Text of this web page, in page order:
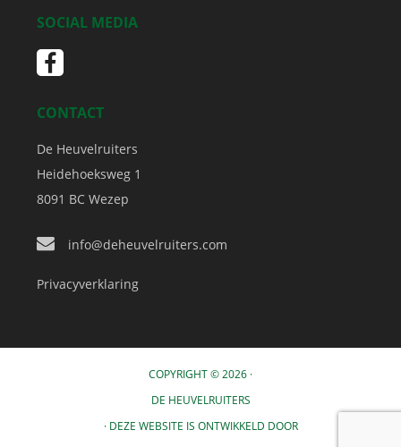
SOCIAL MEDIA
CONTACT
De Heuvelruiters
Heidehoeksweg 1
8091 BC Wezep
info@deheuvelruiters.com
Privacyverklaring
COPYRIGHT © 2026 ·
DE HEUVELRUITERS
· DEZE WEBSITE IS ONTWIKKELD DOOR